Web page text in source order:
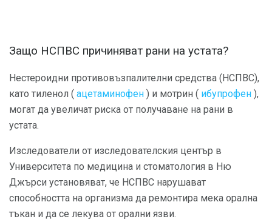
Защо НСПВС причиняват рани на устата?
Нестероидни противовъзпалителни средства (НСПВС),
като тиленол ( ацетаминофен ) и мотрин ( ибупрофен ),
могат да увеличат риска от получаване на рани в
устата.
Изследователи от изследователския център в
Университета по медицина и стоматология в Ню
Джърси установяват, че НСПВС нарушават
способността на организма да ремонтира мека орална
тъкан и да се лекува от орални язви.